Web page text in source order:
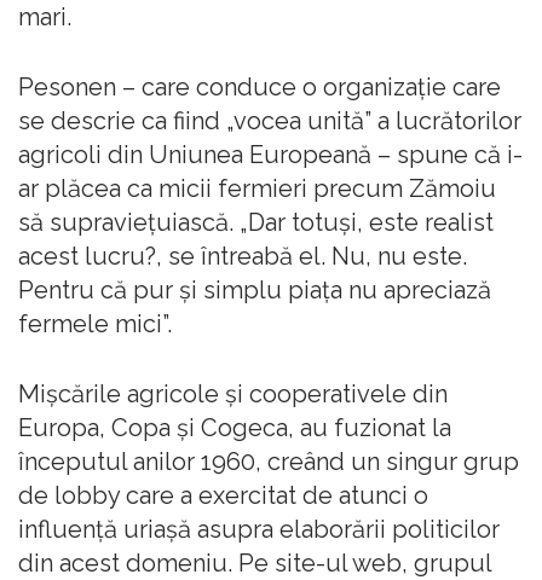
mari.
Pesonen – care conduce o organizație care
se descrie ca fiind „vocea unită” a lucrătorilor
agricoli din Uniunea Europeană – spune că i-
ar plăcea ca micii fermieri precum Zămoiu
să supraviețuiască. „Dar totuși, este realist
acest lucru?, se întreabă el. Nu, nu este.
Pentru că pur și simplu piața nu apreciază
fermele mici”.
Mișcările agricole și cooperativele din
Europa, Copa și Cogeca, au fuzionat la
începutul anilor 1960, creând un singur grup
de lobby care a exercitat de atunci o
influență uriașă asupra elaborării politicilor
din acest domeniu. Pe site-ul web, grupul